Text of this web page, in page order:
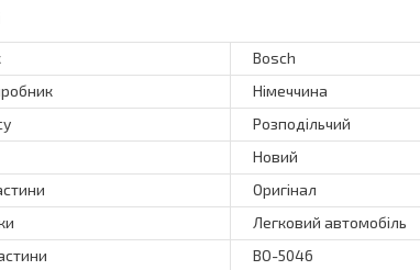
Bosch
Німеччина
Розподільчий
Новий
Оригінал
Легковий автомобіль
BO-5046